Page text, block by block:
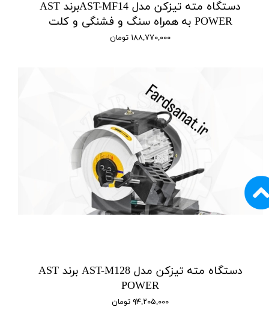
دستگاه مته تیزکن مدل AST-MF14برند AST
POWER به همراه سنگ و فشنگی و کلت
۱۸۸,۷۷۰,۰۰۰ تومان
دستگاه مته تیزکن مدل AST-M128 برند AST
POWER
۹۴,۲۰۵,۰۰۰ تومان